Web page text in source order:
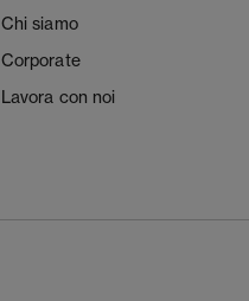
Chi siamo
Corporate
Lavora con noi